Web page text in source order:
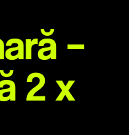
–
2 x